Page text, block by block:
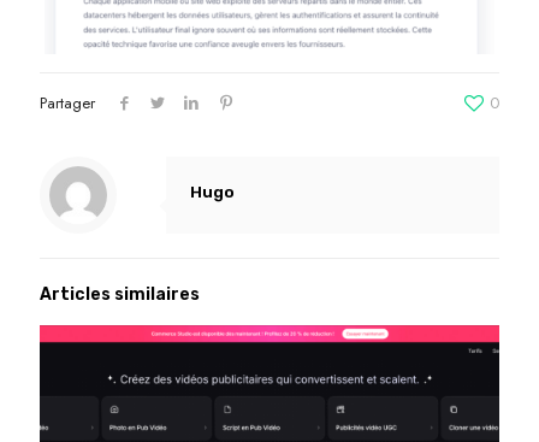
Partager 0
Hugo
Articles similaires